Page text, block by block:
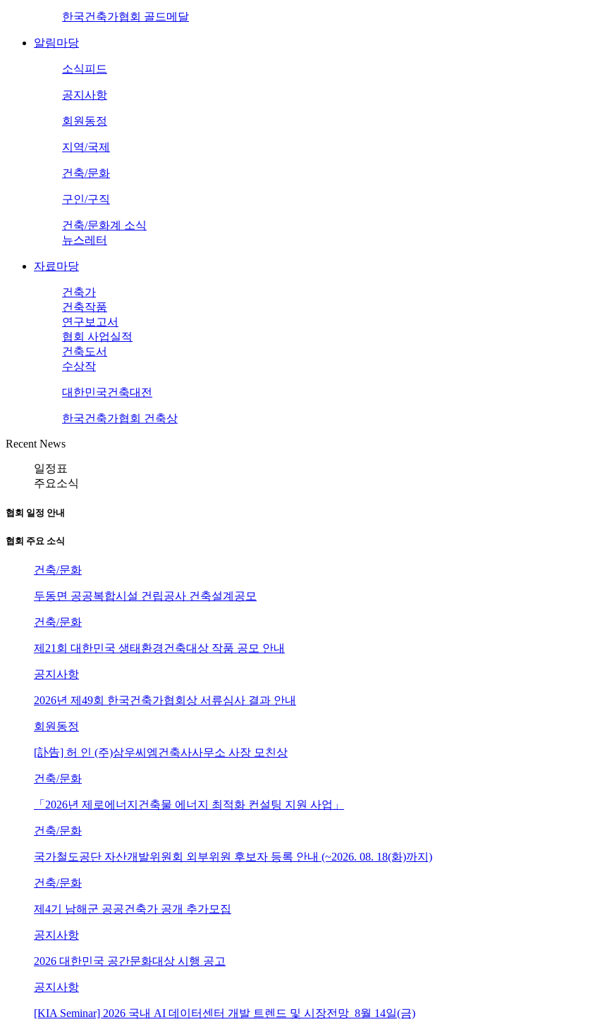
한국건축가협회 골드메달
알림마당
소식피드
공지사항
회원동정
지역/국제
건축/문화
구인/구직
건축/문화계 소식
뉴스레터
자료마당
건축가
건축작품
연구보고서
협회 사업실적
건축도서
수상작
대한민국건축대전
한국건축가협회 건축상
Recent News
일정표
주요소식
협회 일정 안내
협회 주요 소식
건축/문화
두동면 공공복합시설 건립공사 건축설계공모
건축/문화
제21회 대한민국 생태환경건축대상 작품 공모 안내
공지사항
2026년 제49회 한국건축가협회상 서류심사 결과 안내
회원동정
[訃告] 허 인 (주)삼우씨엠건축사사무소 사장 모친상
건축/문화
「2026년 제로에너지건축물 에너지 최적화 컨설팅 지원 사업」
건축/문화
국가철도공단 자산개발위원회 외부위원 후보자 등록 안내 (~2026. 08. 18(화)까지)
건축/문화
제4기 남해군 공공건축가 공개 추가모집
공지사항
2026 대한민국 공간문화대상 시행 공고
공지사항
[KIA Seminar] 2026 국내 AI 데이터센터 개발 트렌드 및 시장전망_8월 14일(금)